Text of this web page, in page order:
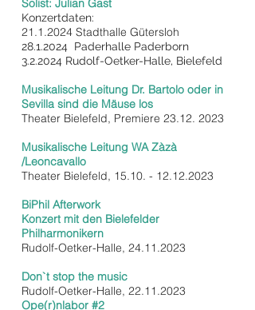
Solist: Julian Gast
Konzertdaten:
21.1.2024 Stadthalle Gütersloh
28.1.2024
Paderhalle Paderborn
3.2.2024 Rudolf-Oetker-Halle, Bielefeld
Musikalische Leitung Dr. Bartolo oder in
Sevilla sind die Mäuse los
Theater Bielefeld, Premiere 23.12. 2023
Musikalische Leitung WA Zàzà
/Leoncavallo
Theater Bielefeld, 15.10. - 12.12.2023
BiPhil Afterwork
Konzert mit den Bielefelder
Philharmonikern
Rudolf-Oetker-Halle, 24.11.2023
Don`t stop the music
Rudolf-Oetker-Halle, 22.11.2023
Ope(r)nlabor #2